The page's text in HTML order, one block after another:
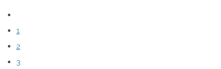
1
2
3